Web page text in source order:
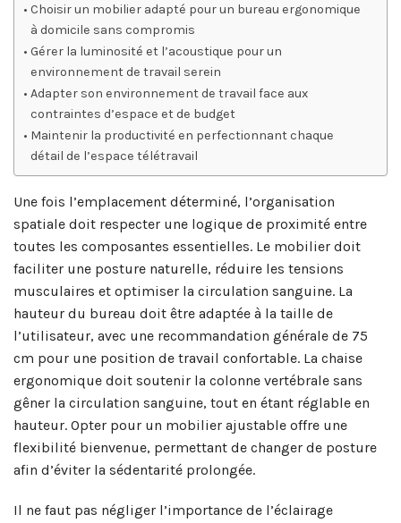
Choisir un mobilier adapté pour un bureau ergonomique
à domicile sans compromis
Gérer la luminosité et l’acoustique pour un
environnement de travail serein
Adapter son environnement de travail face aux
contraintes d’espace et de budget
Maintenir la productivité en perfectionnant chaque
détail de l’espace télétravail
Une fois l’emplacement déterminé, l’organisation
spatiale doit respecter une logique de proximité entre
toutes les composantes essentielles. Le mobilier doit
faciliter une posture naturelle, réduire les tensions
musculaires et optimiser la circulation sanguine. La
hauteur du bureau doit être adaptée à la taille de
l’utilisateur, avec une recommandation générale de 75
cm pour une position de travail confortable. La chaise
ergonomique doit soutenir la colonne vertébrale sans
gêner la circulation sanguine, tout en étant réglable en
hauteur. Opter pour un mobilier ajustable offre une
flexibilité bienvenue, permettant de changer de posture
afin d’éviter la sédentarité prolongée.
Il ne faut pas négliger l’importance de l’éclairage